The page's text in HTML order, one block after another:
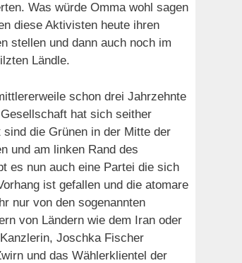
Was würde Omma wohl sagen
diese Aktivisten heute ihren
stellen und dann auch noch im
Ländle.
schon drei Jahrzehnte
hat sich seither
die Grünen in der Mitte der
und am linken Rand des
es nun auch eine Partei die sich
ist gefallen und die atomare
nur von den sogenannten
von Ländern wie dem Iran oder
Joschka Fischer
und das Wählerklientel der